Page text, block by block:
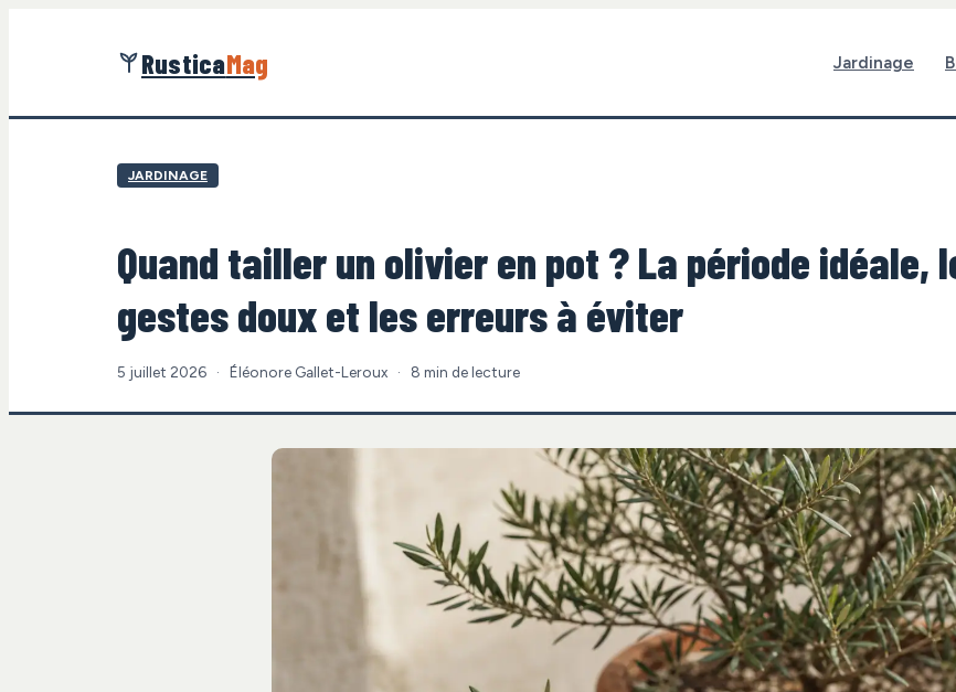
RusticaMag Jardinage
JARDINAGE
Quand tailler un olivier en pot ? La période idéale,
gestes doux et les erreurs à éviter
5 juillet 2026 · Éléonore Gallet-Leroux · 8 min de lecture